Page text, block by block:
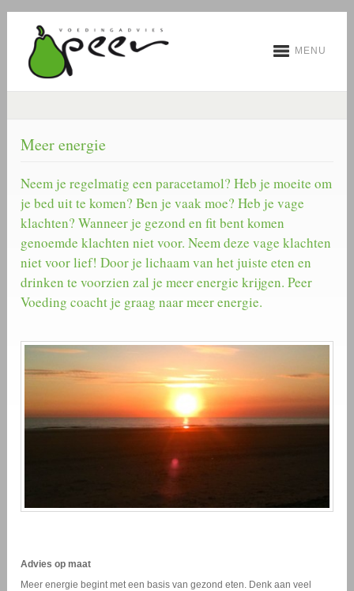
MENU
Meer energie
Neem je regelmatig een paracetamol? Heb je moeite om
je bed uit te komen? Ben je vaak moe? Heb je vage
klachten? Wanneer je gezond en fit bent komen
genoemde klachten niet voor. Neem deze vage klachten
niet voor lief! Door je lichaam van het juiste eten en
drinken te voorzien zal je meer energie krijgen. Peer
Voeding coacht je graag naar meer energie.
Advies op maat
Meer energie begint met een basis van gezond eten. Denk aan veel